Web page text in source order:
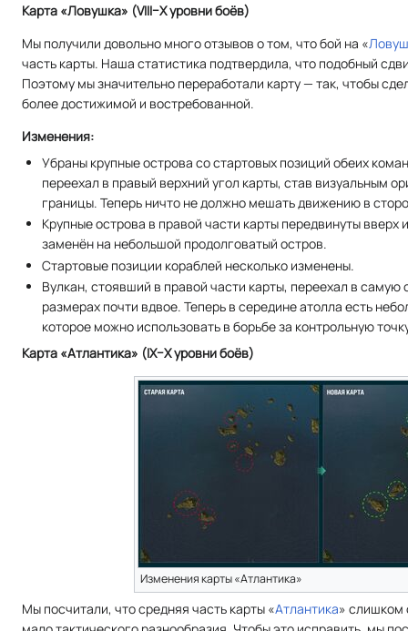
Карта «Ловушка» (VIII–X уровни боёв)
Мы получили довольно много отзывов о том, что бой на «
часть карты. Наша статистика подтвердила, что подобный
Поэтому мы значительно переработали карту — так, чтобы
более достижимой и востребованной.
Изменения:
Убраны крупные острова со стартовых позиций обеих
переехал в правый верхний угол карты, став визуальным
границы. Теперь ничто не должно мешать движению в
Крупные острова в правой части карты передвинуты вверх
заменён на небольшой продолговатый остров.
Стартовые позиции кораблей несколько изменены.
Вулкан, стоявший в правой части карты, переехал в
размерах почти вдвое. Теперь в середине атолла есть
которое можно использовать в борьбе за контрольную
Карта «Атлантика» (IX–X уровни боёв)
Изменения карты «Атлантика»
Мы посчитали, что средняя часть карты «Атлантика» слишком